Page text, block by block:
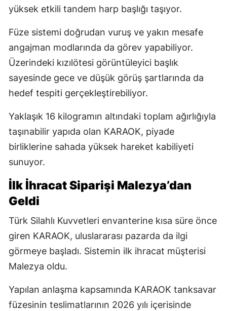
yüksek etkili tandem harp başlığı taşıyor.
Füze sistemi doğrudan vuruş ve yakın mesafe
angajman modlarında da görev yapabiliyor.
Üzerindeki kızılötesi görüntüleyici başlık
sayesinde gece ve düşük görüş şartlarında da
hedef tespiti gerçekleştirebiliyor.
Yaklaşık 16 kilogramın altındaki toplam ağırlığıyla
taşınabilir yapıda olan KARAOK, piyade
birliklerine sahada yüksek hareket kabiliyeti
sunuyor.
İlk İhracat Siparişi Malezya’dan
Geldi
Türk Silahlı Kuvvetleri envanterine kısa süre önce
giren KARAOK, uluslararası pazarda da ilgi
görmeye başladı. Sistemin ilk ihracat müşterisi
Malezya oldu.
Yapılan anlaşma kapsamında KARAOK tanksavar
füzesinin teslimatlarının 2026 yılı içerisinde